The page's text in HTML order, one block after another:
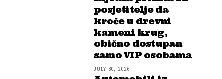
posjetitelje da
kroče u drevni
kameni krug,
obično dostupan
samo VIP osobama
JULY 30, 2026